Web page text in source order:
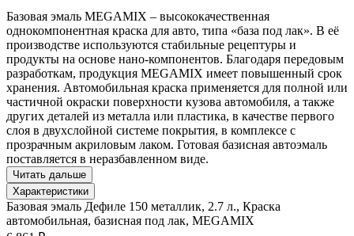
Базовая эмаль MEGAMIX – высококачественная
однокомпонентная краска для авто, типа «база под лак». В её
производстве используются стабильные рецептуры и
продукты на основе нано-компонентов. Благодаря передовым
разработкам, продукция MEGAMIX имеет повышенный срок
хранения. Автомобильная краска применяется для полной или
частичной окраски поверхности кузова автомобиля, а также
других деталей из металла или пластика, в качестве первого
слоя в двухслойной системе покрытия, в комплексе с
прозрачным акриловым лаком. Готовая базисная автоэмаль
поставляется в неразбавленном виде.
Читать дальше
Характеристики
Базовая эмаль Дефиле 150 металлик, 2.7 л., Краска
автомобильная, базисная под лак, MEGAMIX